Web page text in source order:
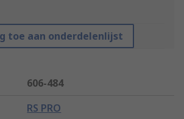
toe aan onderdelenlijst
606-484
RS PRO